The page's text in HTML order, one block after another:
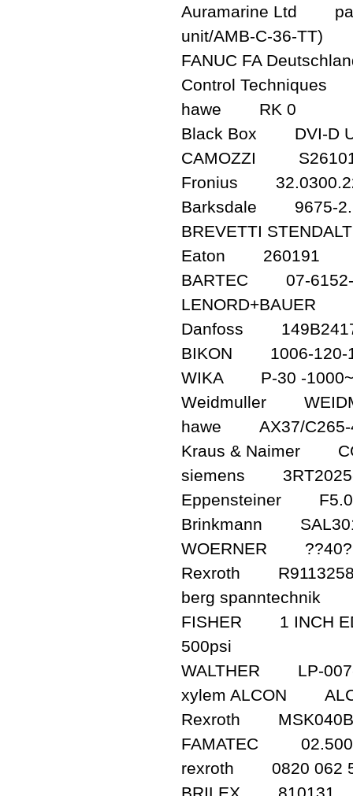
Auramarine Ltd part
unit/AMB-C-36-TT)
FANUC FA
Control Techniques
hawe RK 0
Black Box DVI-D
CAMOZZI
Fronius
Barksdale 9675-
BREVETTI
Eaton 260191
BARTEC 07-6152-
LENORD+BAUER
Danfoss
BIKON 1006-120-
WIKA P-30 -
Weidmuller
hawe AX37/C265-
Kraus & Naimer
siemens 3RT2025-
Eppensteiner F5.0
Brinkmann
WOERNER
Rexroth
berg spanntechnik
FISHER 1 INCH ED
500psi
WALTHER LP-007-
xylem ALCON
Rexroth MSK040B-
FAMATEC
rexroth 0820 062